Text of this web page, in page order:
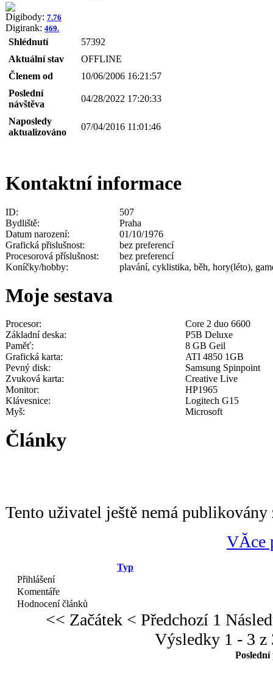
Digibody: 7.76
Digirank: 469.
Shlédnutí
57392
Aktuální stav
OFFLINE
Členem od
10/06/2006 16:21:57
Poslední
návštěva
04/28/2022 17:20:33
Naposledy
aktualizováno
07/04/2016 11:01:46
Kontaktní informace
ID:
507
Bydliště:
Praha
Datum narození:
01/10/1976
Grafická přislušnost:
bez preferencí
Procesorová příslušnost:
bez preferencí
Koníčky/hobby:
plavání, cyklistika, běh, hory(léto),
Moje sestava
Procesor:
Core 2 duo 6600
Základní deska:
P5B Deluxe
Paměť:
8 GB Geil
Grafická karta:
ATI 4850 1GB
Pevný disk:
Samsung Spinpoint
Zvuková karta:
Creative Live
Monitor:
HP1965
Klávesnice:
Logitech G15
Myš:
Microsoft
Články
Tento uživatel ještě nemá publikovány
VĂ­ce
Typ
Přihlášení
Komentáře
Hodnocení článků
<< Začátek < Předchozí 1
Výsledky 1 - 3 z